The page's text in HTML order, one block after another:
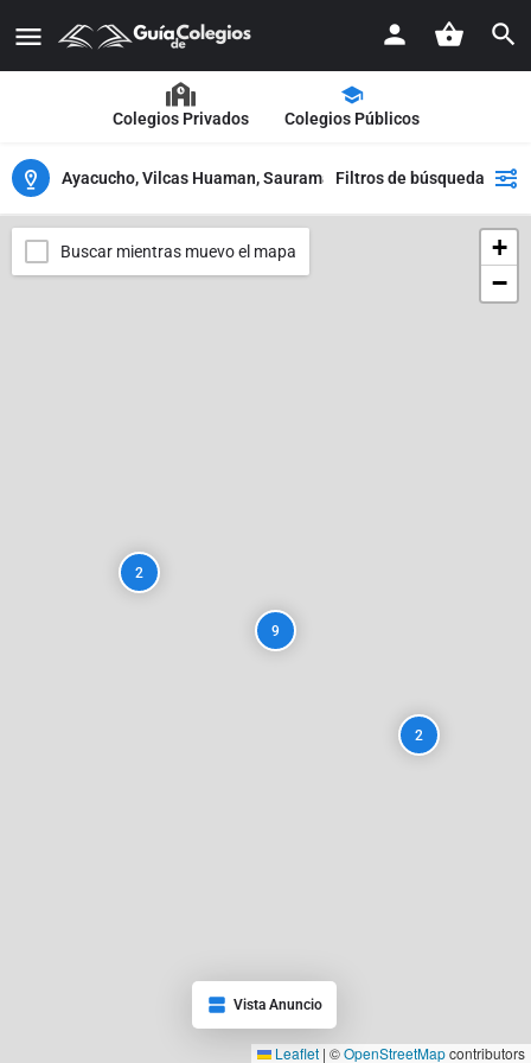
Colegios Privados Colegios Públicos
Ayacucho, Vilcas Huaman, Saurama Filtros de búsqueda
2
2
9
+
−
Leaflet | ©OpenStreetMapcontributors
Buscar mientras muevo el mapa
Vista Anuncio